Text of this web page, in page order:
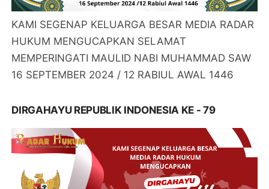
KAMI SEGENAP KELUARGA BESAR MEDIA RADAR
HUKUM MENGUCAPKAN SELAMAT
MEMPERINGATI MAULID NABI MUHAMMAD SAW
16 SEPTEMBER 2024 / 12 RABIUL AWAL 1446
DIRGAHAYU REPUBLIK INDONESIA KE - 79